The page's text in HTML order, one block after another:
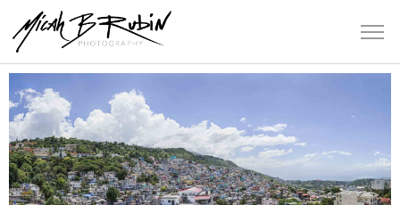
Haiti